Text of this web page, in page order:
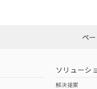
ダウンロードはこちら
（日本
ペ
ソリューシ
解決提案